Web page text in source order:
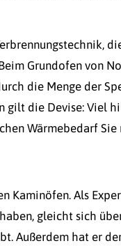
Grundofen von
die Menge der
die Devise: Viel
Wärmebedarf
Kaminöfen. Als
gleicht sich
hat er